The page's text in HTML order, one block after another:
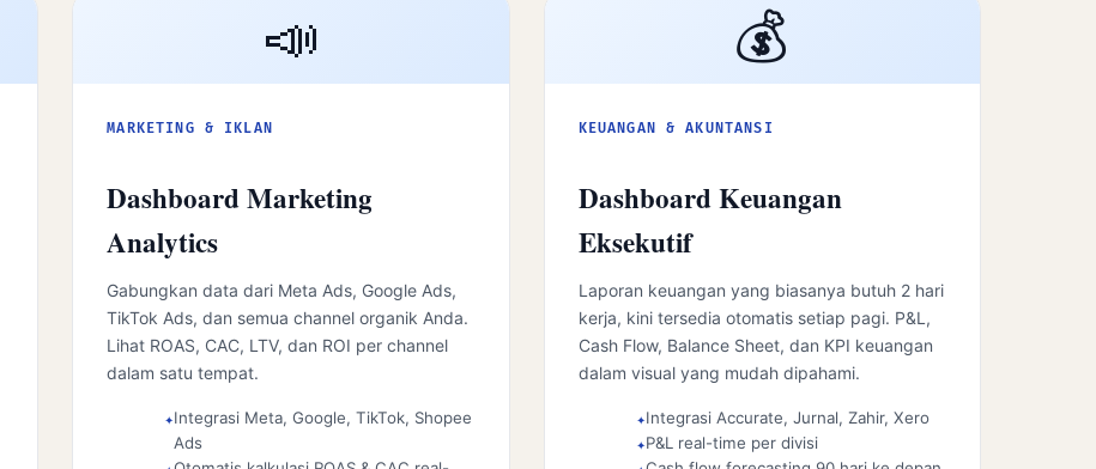
📣
MARKETING & IKLAN
Dashboard Marketing
Analytics
Gabungkan data dari Meta Ads, Google Ads,
TikTok Ads, dan semua channel organik Anda.
Lihat ROAS, CAC, LTV, dan ROI per channel
dalam satu tempat.
Integrasi Meta, Google, TikTok, Shopee
Ads
💰
KEUANGAN & AKUNTANSI
Dashboard Keuangan
Eksekutif
Laporan keuangan yang biasanya butuh 2 hari
kerja, kini tersedia otomatis setiap pagi. P&L,
Cash Flow, Balance Sheet, dan KPI keuangan
dalam visual yang mudah dipahami.
Integrasi Accurate, Jurnal, Zahir, Xero
P&L real-time per divisi